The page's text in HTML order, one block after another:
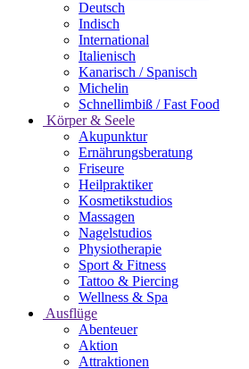
Deutsch
Indisch
International
Italienisch
Kanarisch / Spanisch
Michelin
Schnellimbiß / Fast Food
Körper & Seele
Akupunktur
Ernährungsberatung
Friseure
Heilpraktiker
Kosmetikstudios
Massagen
Nagelstudios
Physiotherapie
Sport & Fitness
Tattoo & Piercing
Wellness & Spa
Ausflüge
Abenteuer
Aktion
Attraktionen